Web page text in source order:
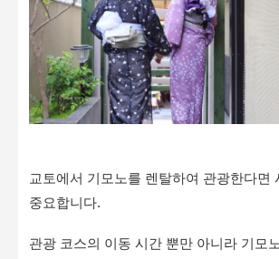
교토에서 기모노를 렌탈하여 관광한다면
중요합니다.
관광 코스의 이동 시간 뿐만 아니라 기모